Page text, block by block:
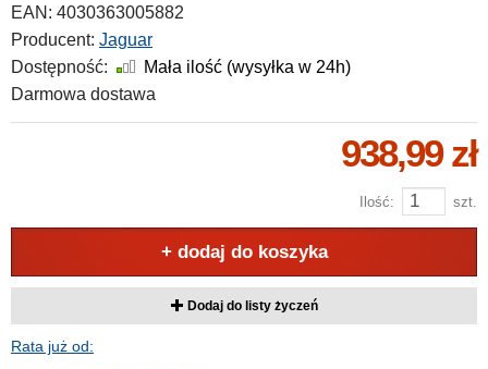
EAN: 4030363005882
Producent: Jaguar
Dostępność:
Mała ilość (wysyłka w 24h)
Darmowa dostawa
938,99 zł
Ilość: szt.
+ dodaj do koszyka
Dodaj do listy życzeń
Rata już od: